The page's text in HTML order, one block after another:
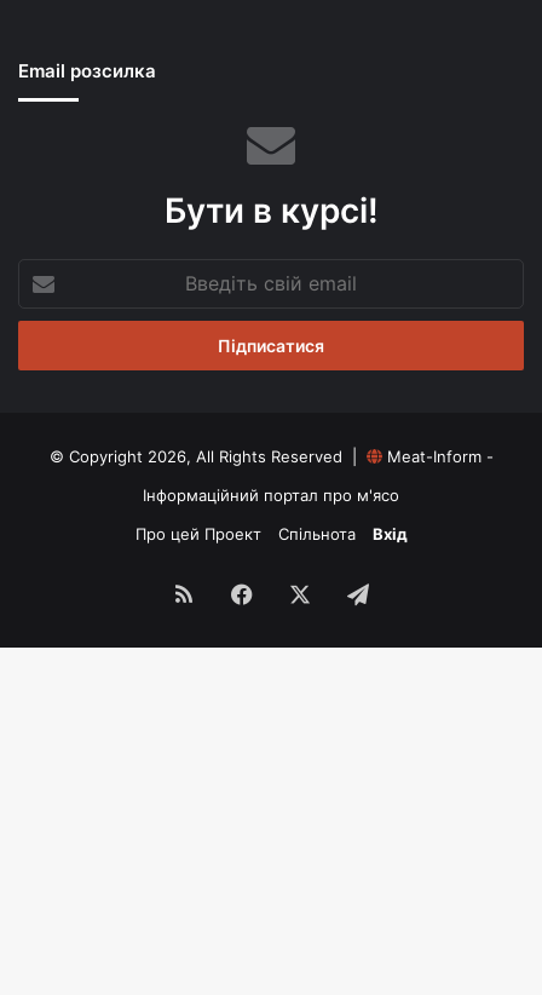
Email розсилка
Бути в курсі!
свій
email
© Copyright 2026, All Rights Reserved |
Meat-Inform -
Інформаційний портал про м'ясо
Про цей Проект
Спільнота Вхід
RSS Facebook